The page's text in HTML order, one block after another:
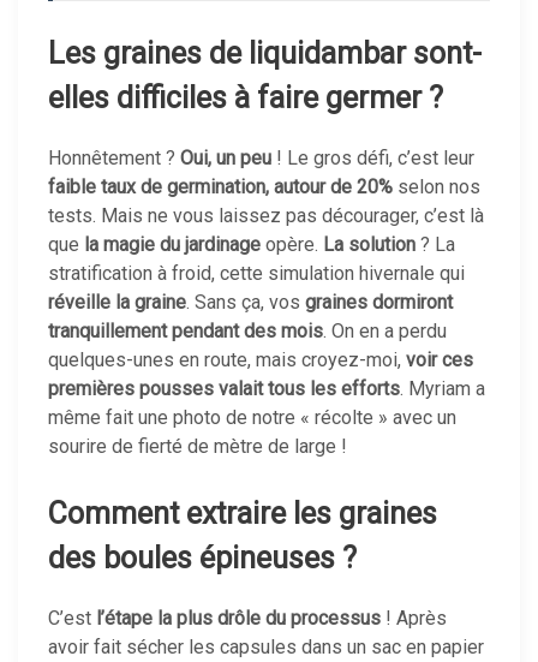
Les graines de liquidambar sont-
elles difficiles à faire germer ?
Honnêtement ? Oui, un peu ! Le gros défi, c’est leur
faible taux de germination, autour de 20% selon nos
tests. Mais ne vous laissez pas décourager, c’est là
que la magie du jardinage opère. La solution ? La
stratification à froid, cette simulation hivernale qui
réveille la graine. Sans ça, vos graines dormiront
tranquillement pendant des mois. On en a perdu
quelques-unes en route, mais croyez-moi, voir ces
premières pousses valait tous les efforts. Myriam a
même fait une photo de notre « récolte » avec un
sourire de fierté de mètre de large !
Comment extraire les graines
des boules épineuses ?
C’est l’étape la plus drôle du processus ! Après
avoir fait sécher les capsules dans un sac en papier